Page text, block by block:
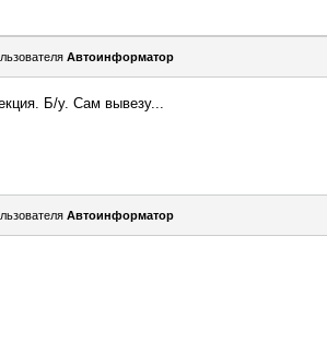
Автоинформатор
Б/у. Сам вывезу...
Автоинформатор